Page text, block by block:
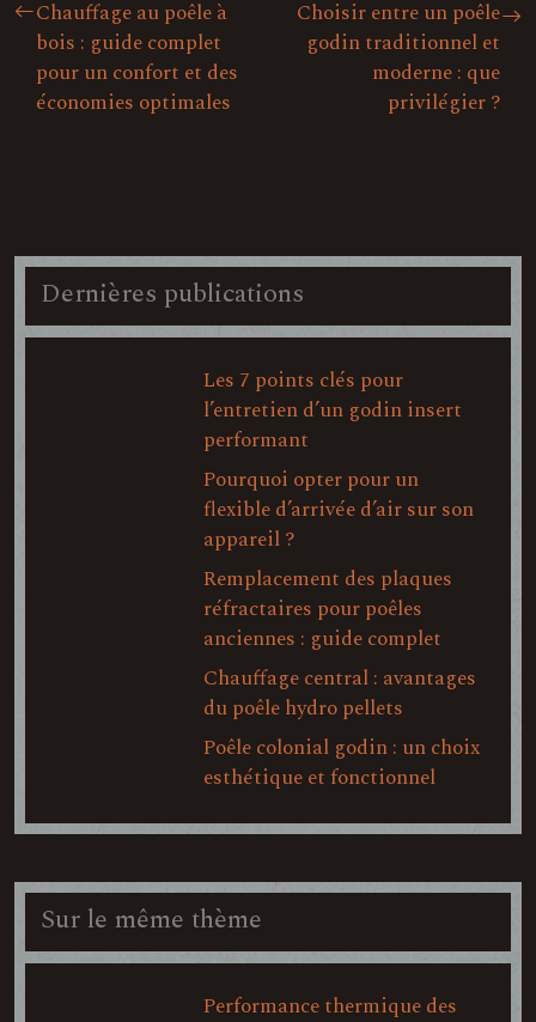
Chauffage au poêle à
bois : guide complet
pour un confort et des
économies optimales
Choisir entre un poêle
godin traditionnel et
moderne : que
privilégier ?
Dernières publications
Les 7 points clés pour
l’entretien d’un godin insert
performant
Pourquoi opter pour un
flexible d’arrivée d’air sur son
appareil ?
Remplacement des plaques
réfractaires pour poêles
anciennes : guide complet
Chauffage central : avantages
du poêle hydro pellets
Poêle colonial godin : un choix
esthétique et fonctionnel
Sur le même thème
Performance thermique des